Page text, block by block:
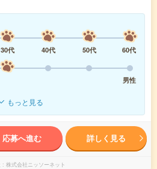
30代 40代 50代
60代
男性
もっと見る
応募へ進む 詳しく見る
株式会社ニッソーネット